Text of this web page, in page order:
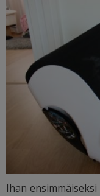
Ihan